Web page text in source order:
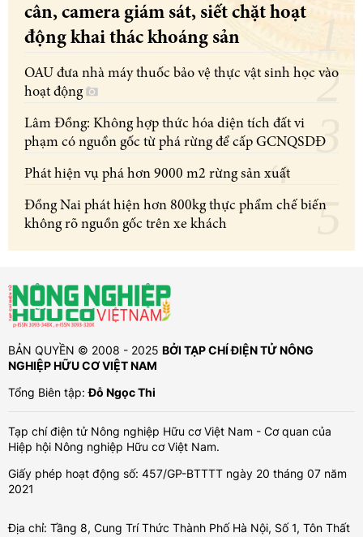
cân, camera giám sát, siết chặt hoạt
động khai thác khoáng sản
OAU đưa nhà máy thuốc bảo vệ thực vật sinh học vào
hoạt động
Lâm Đồng: Không hợp thức hóa diện tích đất vi
phạm có nguồn gốc từ phá rừng để cấp GCNQSDĐ
Phát hiện vụ phá hơn 9000 m2 rừng sản xuất
Đồng Nai phát hiện hơn 800kg thực phẩm chế biến
không rõ nguồn gốc trên xe khách
BẢN QUYỀN © 2008 - 2025 BỞI TẠP CHÍ ĐIỆN TỬ NÔNG
NGHIỆP HỮU CƠ VIỆT NAM
Tổng Biên tập:Đỗ Ngọc Thi
Tạp chí điện tử Nông nghiệp Hữu cơ Việt Nam - Cơ quan của
Hiệp hội Nông nghiệp Hữu cơ Việt Nam.
Giấy phép hoạt động số: 457/GP-BTTTT ngày 20 tháng 07 năm
2021
Địa chỉ: Tầng 8, Cung Trí Thức Thành Phố Hà Nội, Số 1, Tôn Thất